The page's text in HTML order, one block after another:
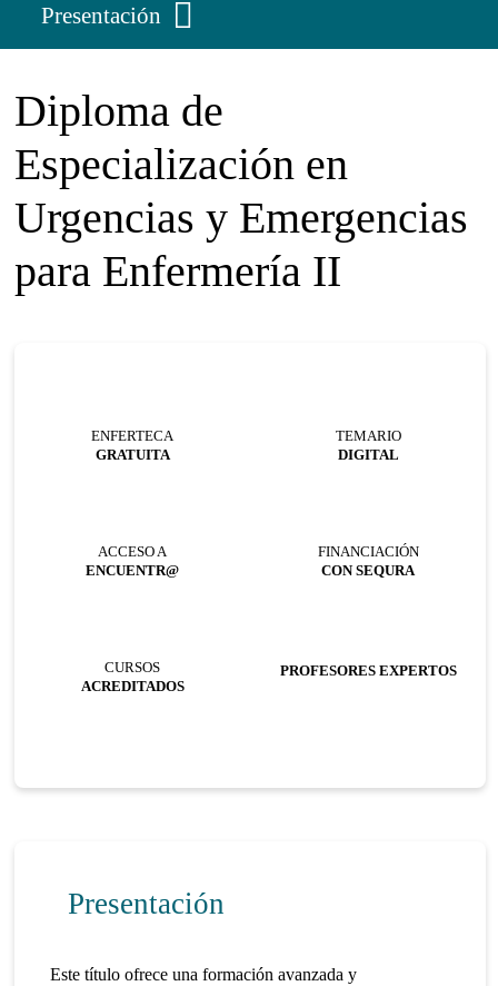
Presentación
Diploma de
Especialización en
Urgencias y Emergencias
para Enfermería II
ENFERTECA
GRATUITA
TEMARIO
DIGITAL
ACCESO A
ENCUENTR@
FINANCIACIÓN
CON SEQURA
CURSOS
ACREDITADOS
PROFESORES EXPERTOS
Presentación
Este título ofrece una formación avanzada y